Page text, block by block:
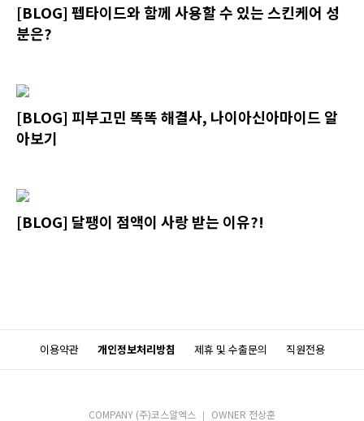
[BLOG] 펩타이드와 함께 사용할 수 있는 스킨케어 성
분은?
[BLOG] 피부고민 똑똑 해결사, 나이아신아마이드 알
아보기
[BLOG] 달팽이 점액이 사랑 받는 이유?!
이용약관 개인정보처리방침 제휴 및 수출문의 직원전용
COMPANY (주)코스알엑스 OWNER 전상훈